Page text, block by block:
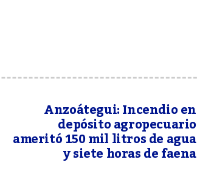
Anzoátegui: Incendio en
depósito agropecuario
ameritó 150 mil litros de agua
y siete horas de faena